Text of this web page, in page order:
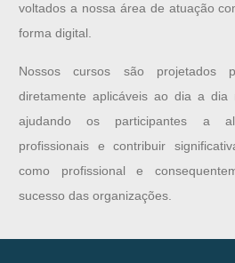
voltados a nossa área de atuação
forma digital.
Nossos cursos são projetados
diretamente aplicáveis ao dia a dia
ajudando os participantes a
profissionais e contribuir
como profissional e
sucesso das organizações.